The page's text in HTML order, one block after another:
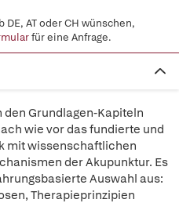
AT oder CH wünschen,
für eine Anfrage.
den Grundlagen-Kapiteln
wie vor das fundierte und
mit wissenschaftlichen
der Akupunktur. Es
Auswahl aus:
Therapieprinzipien